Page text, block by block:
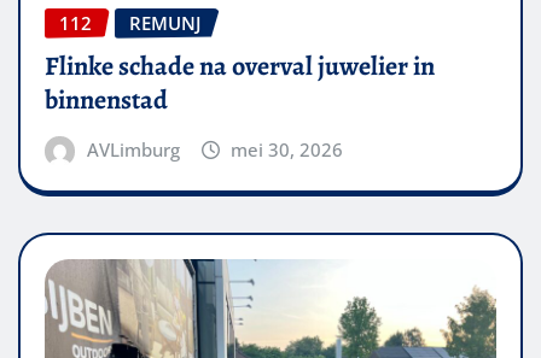
112 REMUNJ
Flinke schade na overval juwelier in
binnenstad
AVLimburg mei 30, 2026